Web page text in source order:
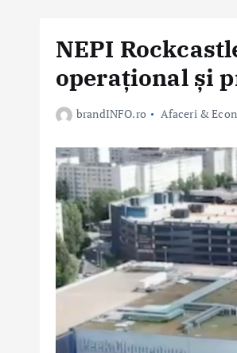
NEPI
operațional și
brandINFO.ro Afaceri &